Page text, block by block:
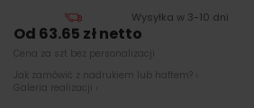
Wysyłka w 3-10 dni
Od 63.65 zł netto
Cena za szt bez personalizacji
Jak zamówić z nadrukiem lub haftem? ›
Galeria realizacji ›